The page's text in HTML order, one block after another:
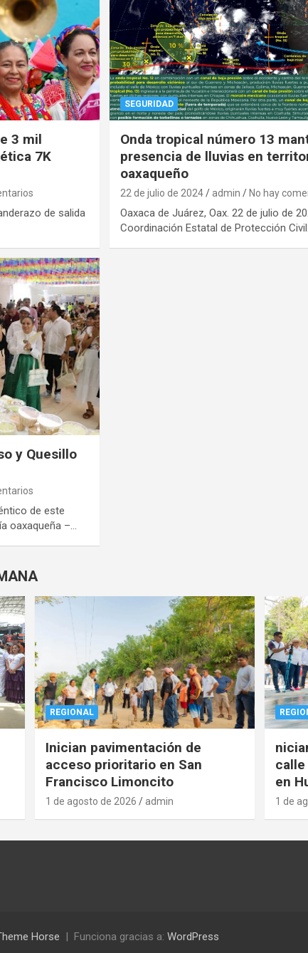
3 mil
7K
de salida
SEGURIDAD
Onda tropical número 13
presencia de lluvias en
oaxaqueño
22 de julio de 2024 admin No hay
Oaxaca de Juárez, Oax. 22 de julio de
Coordinación Estatal de Protección
y Quesillo
de este
oaxaqueña –…
REGIONAL
Inician pavimentación de
acceso prioritario en San
Francisco Limoncito
1 de agosto de 2026 admin
calle
en
1 de
Horse Funciona gracias a: WordPress